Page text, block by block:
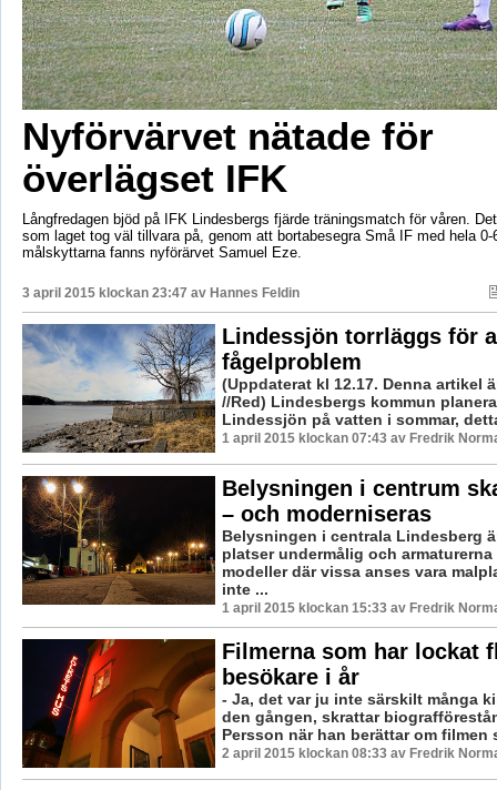
Nyförvärvet nätade för
överlägset IFK
Långfredagen bjöd på IFK Lindesbergs fjärde träningsmatch för våren.
som laget tog väl tillvara på, genom att bortabesegra Små IF med hela
målskyttarna fanns nyförärvet Samuel Eze.
3 april 2015 klockan 23:47 av Hannes Feldin
Lindessjön torrläggs för
fågelproblem
(Uppdaterat kl 12.17. Denna artikel
//Red) Lindesbergs kommun
Lindessjön på vatten i sommar,
1 april 2015 klockan 07:43 av Fredrik
Belysningen i centrum
– och moderniseras
Belysningen i centrala Lindesberg
platser undermålig och armaturerna
modeller där vissa anses vara
inte ...
1 april 2015 klockan 15:33 av Fredrik
Filmerna som har lockat
besökare i år
- Ja, det var ju inte särskilt många
den gången, skrattar
Persson när han berättar om filmen
2 april 2015 klockan 08:33 av Fredrik